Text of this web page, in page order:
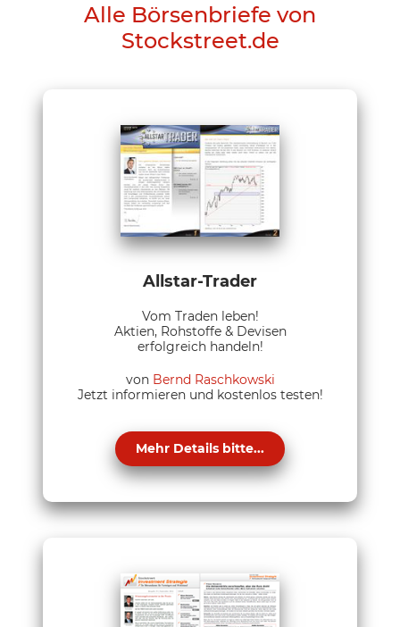
Alle Börsenbriefe von
Stockstreet.de
Allstar-Trader
Vom Traden leben!
Aktien, Rohstoffe & Devisen
erfolgreich handeln!
von Bernd Raschkowski
Jetzt informieren und kostenlos testen!
Mehr Details bitte...